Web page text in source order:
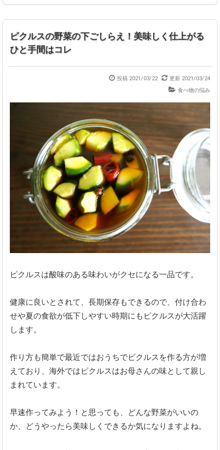
ピクルスの野菜の下ごしらえ！美味しく仕上がる
ひと手間はコレ
投稿 2021/03/22
更新 2021/03/24
食べ物の悩み
ピクルスは酸味のある味わいがクセになる一品です。
健康に良いとされて、長期保存もできるので、付け合わ
せや夏の食欲が低下しやすい時期にもピクルスが大活躍
します。
作り方も簡単で最近ではおうちでピクルスを作る方が増
えており、海外ではピクルスはお母さんの味として親し
まれています。
早速作ってみよう！と思っても、どんな野菜がいいの
か、どうやったら美味しくできるか気になりますよね。